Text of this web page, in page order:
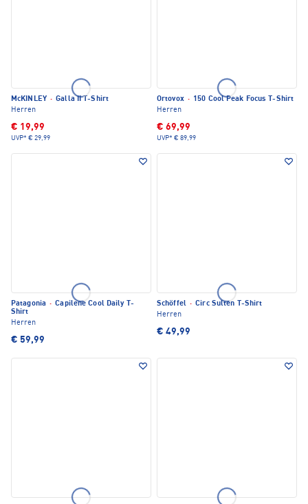
McKINLEY · Galla II T-Shirt
Herren
€ 19,99
UVP* € 29,99
Ortovox · 150 Cool Peak Focus T-Shirt
Herren
€ 69,99
UVP* € 89,99
Patagonia · Capilene Cool Daily T-
Shirt
Herren
€ 59,99
Schöffel · Circ Sulten T-Shirt
Herren
€ 49,99